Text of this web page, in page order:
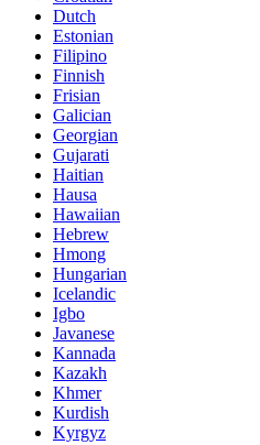
Dutch
Estonian
Filipino
Finnish
Frisian
Galician
Georgian
Gujarati
Haitian
Hausa
Hawaiian
Hebrew
Hmong
Hungarian
Icelandic
Igbo
Javanese
Kannada
Kazakh
Khmer
Kurdish
Kyrgyz